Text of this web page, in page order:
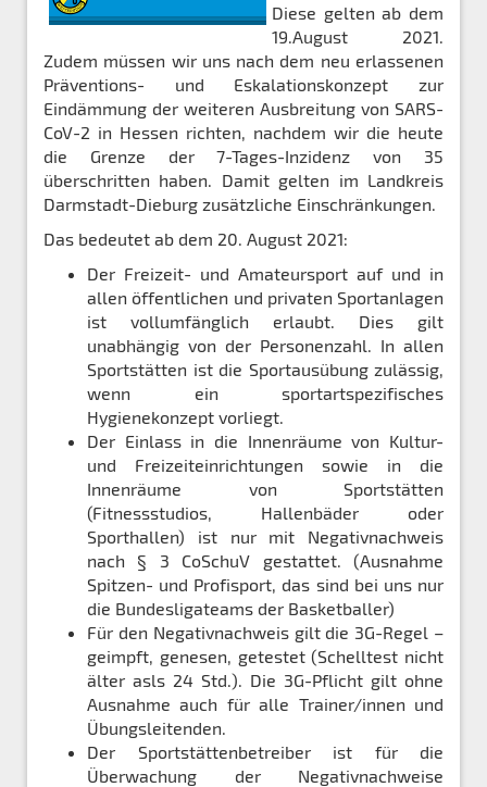
Diese gelten ab dem
19.August 2021.
Zudem müssen wir uns nach dem neu erlassenen
Präventions- und Eskalationskonzept zur
Eindämmung der weiteren Ausbreitung von SARS-
CoV-2 in Hessen richten, nachdem wir die heute
die Grenze der 7-Tages-Inzidenz von 35
überschritten haben. Damit gelten im Landkreis
Darmstadt-Dieburg zusätzliche Einschränkungen.
Das bedeutet ab dem 20. August 2021:
Der Freizeit- und Amateursport auf und in
allen öffentlichen und privaten Sportanlagen
ist vollumfänglich erlaubt. Dies gilt
unabhängig von der Personenzahl. In allen
Sportstätten ist die Sportausübung zulässig,
wenn ein sportartspezifisches
Hygienekonzept vorliegt.
Der Einlass in die Innenräume von Kultur-
und Freizeiteinrichtungen sowie in die
Innenräume von Sportstätten
(Fitnessstudios, Hallenbäder oder
Sporthallen) ist nur mit Negativnachweis
nach § 3 CoSchuV gestattet. (Ausnahme
Spitzen- und Profisport, das sind bei uns nur
die Bundesligateams der Basketballer)
Für den Negativnachweis gilt die 3G-Regel –
geimpft, genesen, getestet (Schelltest nicht
älter asls 24 Std.). Die 3G-Pflicht gilt ohne
Ausnahme auch für alle Trainer/innen und
Übungsleitenden.
Der Sportstättenbetreiber ist für die
Überwachung der Negativnachweise